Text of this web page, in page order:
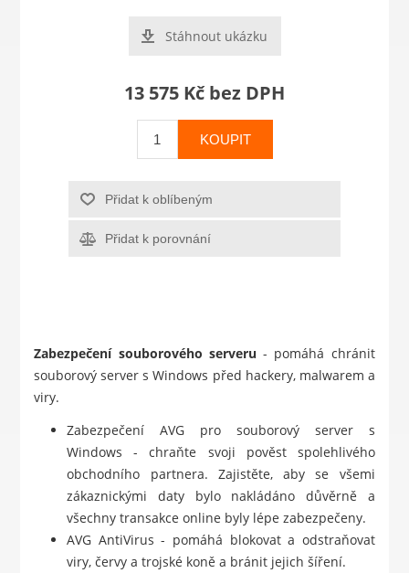
Stáhnout ukázku
13 575 Kč bez DPH
KOUPIT
Přidat k oblíbeným
Přidat k porovnání
Zabezpečení souborového serveru - pomáhá chránit
souborový server s Windows před hackery, malwarem a
viry.
Zabezpečení AVG pro souborový server s
Windows - chraňte svoji pověst spolehlivého
obchodního partnera. Zajistěte, aby se všemi
zákaznickými daty bylo nakládáno důvěrně a
všechny transakce online byly lépe zabezpečeny.
AVG AntiVirus - pomáhá blokovat a odstraňovat
viry, červy a trojské koně a bránit jejich šíření.